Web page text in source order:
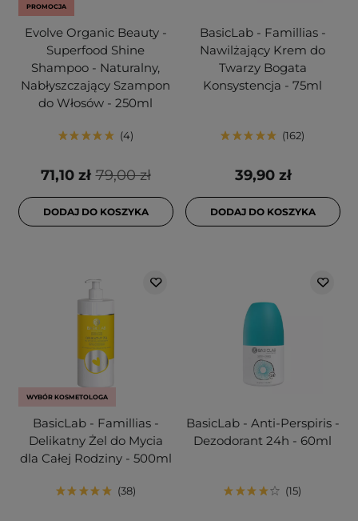
PROMOCJA
Evolve Organic Beauty -
Superfood Shine
Shampoo - Naturalny,
Nabłyszczający Szampon
do Włosów - 250ml
4
79,00 zł
71,10 zł
DODAJ DO KOSZYKA
BasicLab - Famillias -
Nawilżający Krem do
Twarzy Bogata
Konsystencja - 75ml
162
39,90 zł
DODAJ DO KOSZYKA
WYBÓR KOSMETOLOGA
BasicLab - Famillias -
Delikatny Żel do Mycia
dla Całej Rodziny - 500ml
38
BasicLab - Anti-Perspiris -
Dezodorant 24h - 60ml
15